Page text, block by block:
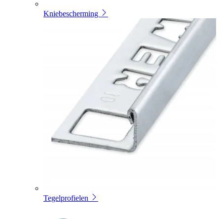
Kniebescherming
Tegelprofielen